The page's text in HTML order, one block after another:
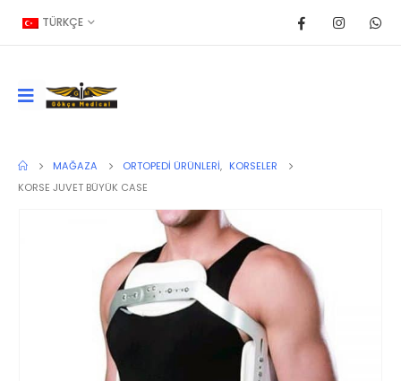
TÜRKÇE
MAĞAZA ORTOPEDI ÜRÜNLERI, KORSELER
KORSE JUVET BÜYÜK CASE